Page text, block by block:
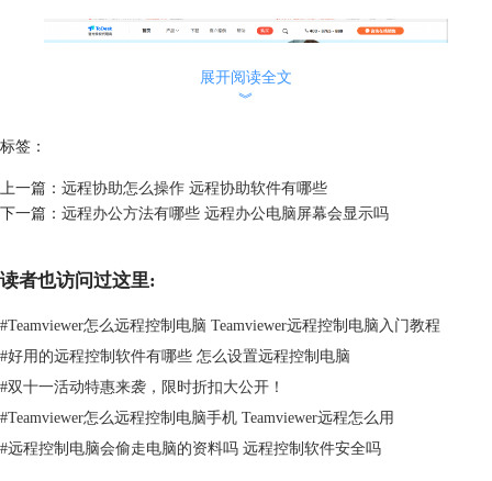
第三个软件向日葵，相信国内用户对其耳熟能详，操作简单，适配6大主
告警立即推送给指定人员处理，防止因设备异常而影响正常业务。
展开阅读全文
︾
标签：
上一篇： 远程协助怎么操作 远程协助软件有哪些
下一篇： 远程办公方法有哪些 远程办公电脑屏幕会显示吗
读者也访问过这里:
#Teamviewer怎么远程控制电脑 Teamviewer远程控制电脑入门教程
#好用的远程控制软件有哪些 怎么设置远程控制电脑
#双十一活动特惠来袭，限时折扣大公开！
#Teamviewer怎么远程控制电脑手机 Teamviewer远程怎么用
#远程控制电脑会偷走电脑的资料吗 远程控制软件安全吗